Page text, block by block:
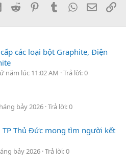
LinkedInReddit PinterestTumblrWhatsApp
Email
các loại bột Graphite, Điện
năm lúc 11:02 AM Trả lời: 0
bảy 2026 Trả lời: 0
Thủ Đức mong tìm người kết
bảy 2026 Trả lời: 0